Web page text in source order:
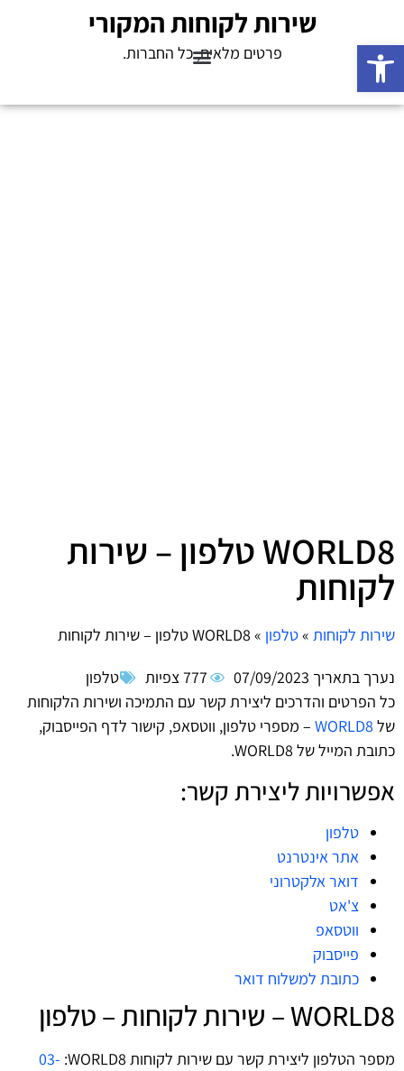
פתח סרגל נגישות
שירות לקוחות המקורי
פרטים מלאים, כל החברות.
WORLD8 טלפון – שירות
לקוחות
שירות לקוחות »טלפון »
נערך בתאריך 07/09/2023 777 צפיות
טלפון
כל הפרטים והדרכים ליצירת קשר עם התמיכה ושירות הלקוחות
של WORLD8‏ – מספרי טלפון, ווטסאפ, קישור לדף הפייסבוק,
כתובת המייל של WORLD8‏.
אפשרויות ליצירת קשר:
טלפון
אתר אינטרנט
דואר אלקטרוני
צ'אט
ווטסאפ
פייסבוק
כתובת למשלוח דואר
WORLD8‏ – שירות לקוחות – טלפון
מספר הטלפון ליצירת קשר עם שירות לקוחות WORLD8‏:
03-